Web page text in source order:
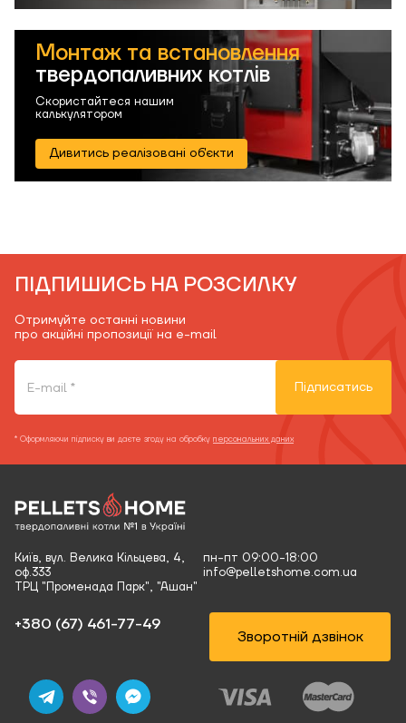
Монтаж та встановлення
твердопаливних котлів
Скористайтеся нашим
калькулятором
Дивитись реалізовані об'єкти
ПІДПИШИСЬ НА РОЗСИЛКУ
Отримуйте останні новини
про акційні пропозиції на e-mail
Підписатись
* Оформляючи підписку ви даєте згоду на обробку персональних даних
Київ, вул. Велика Кільцева, 4,
оф.333
ТРЦ "Променада Парк", "Ашан"
пн-пт 09:00-18:00
info@pelletshome.com.ua
+380 (67) 461-77-49‬
Зворотній дзвінок